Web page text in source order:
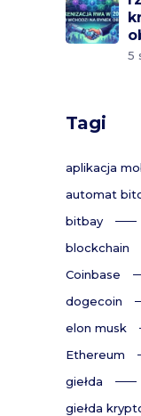
5
Tagi
aplikacja
automat
bitbay
blockchain
Coinbase
dogecoin
elon musk
Ethereum
giełda
giełda